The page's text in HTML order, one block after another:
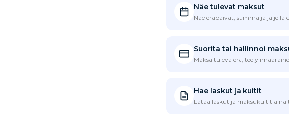
Näe tulevat maksut
Näe eräpäivät, summa ja jäljellä
Suorita tai hallinnoi
Maksa tuleva erä, tee
Hae laskut ja kuitit
Lataa laskut ja maksukuitit aina